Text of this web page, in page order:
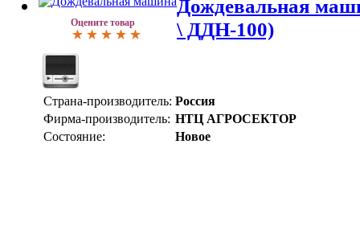
Оцените товар
Дождевальная
\ ДДН-100)
Страна-производитель: Россия
Фирма-производитель: НТЦ АГРОСЕКТОР
Состояние:
Новое